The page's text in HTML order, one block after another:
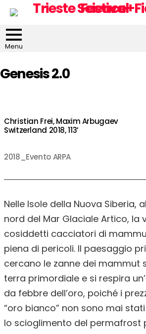
Menu
Genesis 2.0
Christian Frei, Maxim Arbugaev
Switzerland 2018, 113’
2018_Evento ARPA
Nelle Isole della Nuova Siberia,
nord del Mar Glaciale Artico, la
cosiddetti cacciatori di
piena di pericoli. Il paesaggio
cercano le zanne dei mammut
terra primordiale e si respira
da febbre dell’oro, poiché i
“oro bianco” non sono mai
lo scioglimento del permafrost